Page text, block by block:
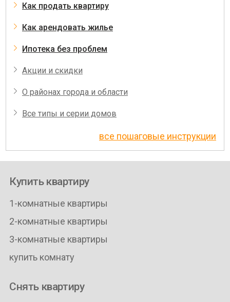
Как продать квартиру
Как арендовать жилье
Ипотека без проблем
Акции и скидки
О районах города и области
Все типы и серии домов
все пошаговые инструкции
Купить квартиру
1-комнатные квартиры
2-комнатные квартиры
3-комнатные квартиры
купить комнату
Снять квартиру